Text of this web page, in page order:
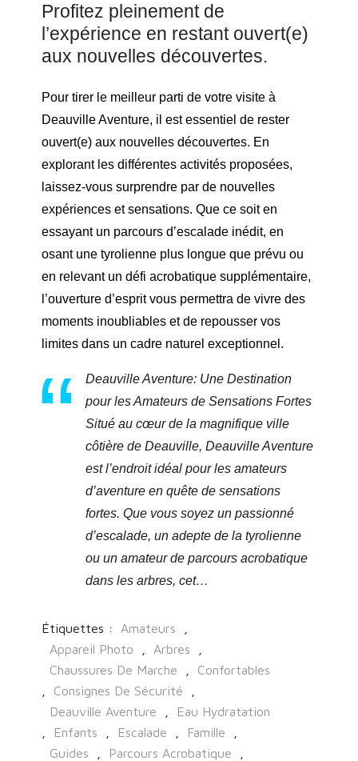
Profitez pleinement de
l’expérience en restant ouvert(e)
aux nouvelles découvertes.
Pour tirer le meilleur parti de votre visite à
Deauville Aventure, il est essentiel de rester
ouvert(e) aux nouvelles découvertes. En
explorant les différentes activités proposées,
laissez-vous surprendre par de nouvelles
expériences et sensations. Que ce soit en
essayant un parcours d’escalade inédit, en
osant une tyrolienne plus longue que prévu ou
en relevant un défi acrobatique supplémentaire,
l’ouverture d’esprit vous permettra de vivre des
moments inoubliables et de repousser vos
limites dans un cadre naturel exceptionnel.
Deauville Aventure: Une Destination
pour les Amateurs de Sensations Fortes
Situé au cœur de la magnifique ville
côtière de Deauville, Deauville Aventure
est l’endroit idéal pour les amateurs
d’aventure en quête de sensations
fortes. Que vous soyez un passionné
d’escalade, un adepte de la tyrolienne
ou un amateur de parcours acrobatique
dans les arbres, cet…
Étiquettes : Amateurs
Appareil Photo
Arbres
Chaussures De Marche
Confortables
Consignes De Sécurité
Deauville Aventure
Eau Hydratation
Enfants Escalade Famille
Guides
Parcours Acrobatique